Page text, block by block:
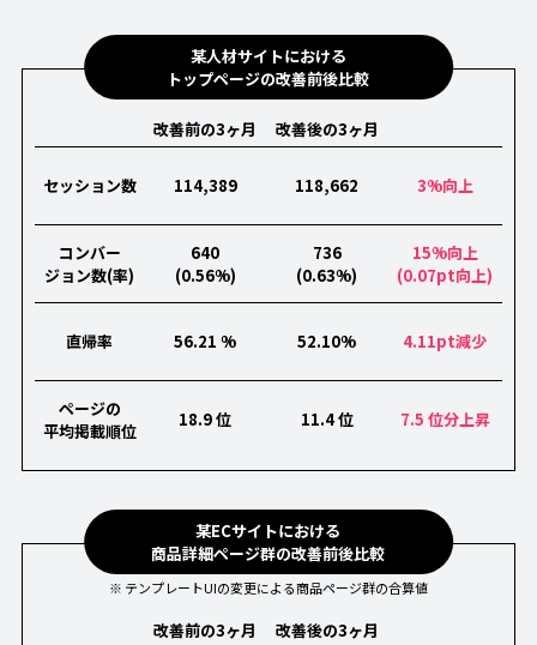
某人材サイトにおける
トップページの改善前後比較
改善前の3ヶ月 改善後の3ヶ月
セッション数 114,389 118,662 3%向上
コンバー
ジョン数(率)
640
(0.56%)
736
(0.63%)
15%向上
(0.07pt向上)
直帰率 56.21 % 52.10% 4.11pt減少
ページの
平均掲載順位
18.9 位 11.4 位 7.5 位分上昇
某ECサイトにおける
商品詳細ページ群の改善前後比較
※ テンプレートUIの変更による商品ページ群の合算値
改善前の3ヶ月 改善後の3ヶ月